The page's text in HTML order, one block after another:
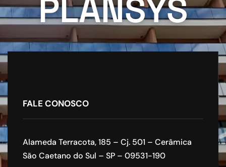
PLANSYS
FALE CONOSCO
Alameda Terracota, 185 – Cj. 501 – Cerâmica
São Caetano do Sul – SP – 09531-190